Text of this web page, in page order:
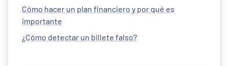
Cómo hacer un plan financiero y por qué es
importante
¿Cómo detectar un billete falso?